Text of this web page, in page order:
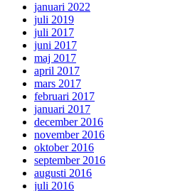
januari 2022
juli 2019
juli 2017
juni 2017
maj 2017
april 2017
mars 2017
februari 2017
januari 2017
december 2016
november 2016
oktober 2016
september 2016
augusti 2016
juli 2016